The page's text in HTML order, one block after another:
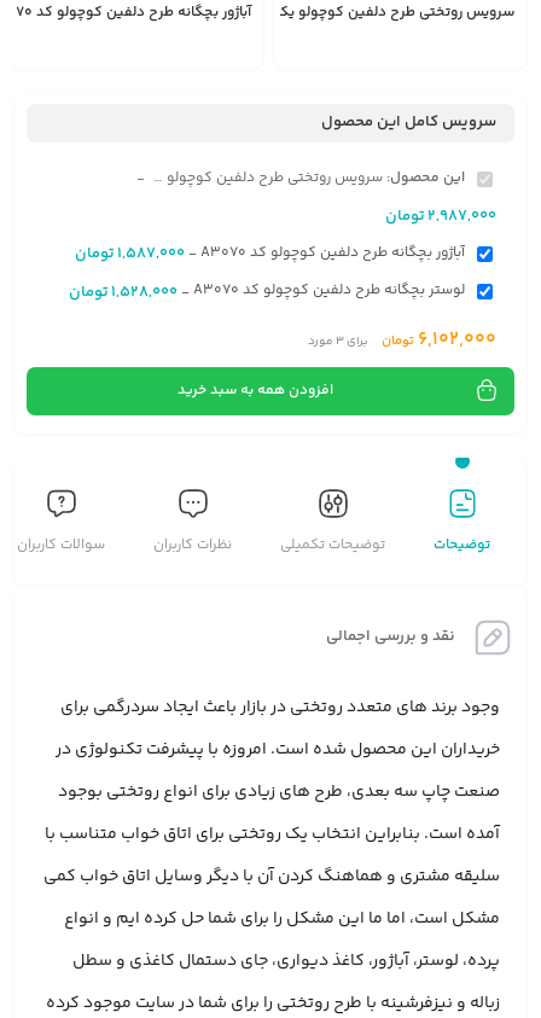
سرویس روتختی طرح دلفین کوچولو یک نفره کد A3070آباژور بچگانه طرح دلفین کوچولو کد A3070
سرویس کامل این محصول
این محصول: سرویس روتختی طرح دلفین کوچولو یک نفره کد A3070 -
2,987,000تومان
آباژور بچگانه طرح دلفین کوچولو کد A3070 -
1,587,000تومان
لوستر بچگانه طرح دلفین کوچولو کد A3070 -
1,528,000تومان
6,102,000 تومان برای3مورد
افزودن همه به سبد خرید
توضیحات توضیحات تکمیلی نظرات کاربران سوالات کاربران
نقد و بررسی اجمالی
وجود برند های متعدد روتختی در بازار باعث ایجاد سردرگمی برای
خریداران این محصول شده است. امروزه با پیشرفت تکنولوژی در
صنعت چاپ سه بعدی، طرح های زیادی برای انواع روتختی بوجود
آمده است. بنابراین انتخاب یک روتختی برای اتاق خواب متناسب با
سلیقه مشتری و هماهنگ کردن آن با دیگر وسایل اتاق خواب کمی
مشکل است، اما ما این مشکل را برای شما حل کرده ایم و انواع
پرده، لوستر، آباژور، کاغذ دیواری، جای دستمال کاغذی و سطل
زباله و نیزفرشینه با طرح روتختی را برای شما در سایت موجود کرده